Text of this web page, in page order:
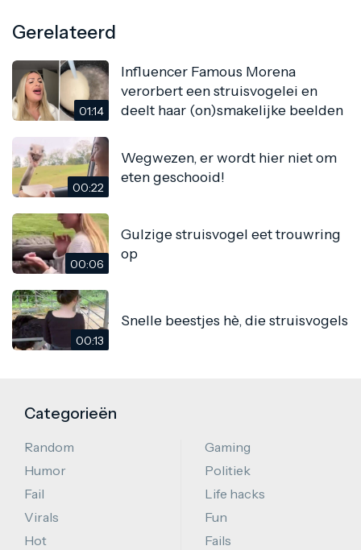
Gerelateerd
01:14
Influencer Famous Morena
verorbert een struisvogelei en
deelt haar (on)smakelijke beelden
00:22
Wegwezen, er wordt hier niet om
eten geschooid!
00:06
Gulzige struisvogel eet trouwring
op
00:13
Snelle beestjes hè, die struisvogels
Categorieën
Random
Humor
Fail
Virals
Hot
Gaming
Politiek
Life hacks
Fun
Fails